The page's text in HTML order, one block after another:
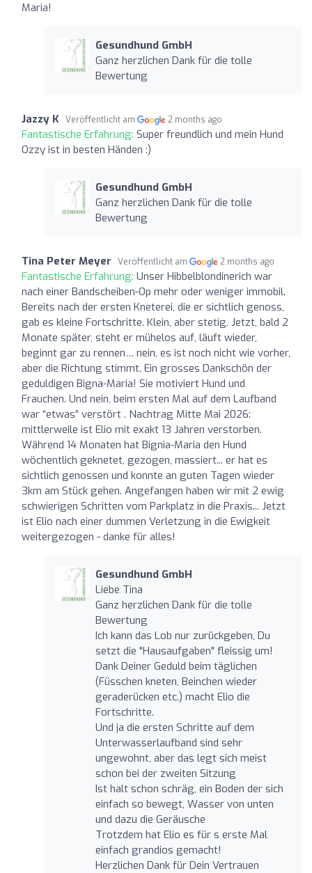
Maria!
Gesundhund GmbH
Ganz herzlichen Dank für die tolle
Bewertung
Jazzy K Veröffentlicht am 2 months ago
Fantastische Erfahrung: Super freundlich und mein Hund
Ozzy ist in besten Händen :)
Gesundhund GmbH
Ganz herzlichen Dank für die tolle
Bewertung
Tina Peter Meyer Veröffentlicht am 2 months ago
Fantastische Erfahrung: Unser Hibbelblondinerich war
nach einer Bandscheiben-Op mehr oder weniger immobil.
Bereits nach der ersten Kneterei, die er sichtlich genoss,
gab es kleine Fortschritte. Klein, aber stetig. Jetzt, bald 2
Monate später, steht er mühelos auf, läuft wieder,
beginnt gar zu rennen… nein, es ist noch nicht wie vorher,
aber die Richtung stimmt. Ein grosses Dankschön der
geduldigen Bigna-Maria! Sie motiviert Hund und
Frauchen. Und nein, beim ersten Mal auf dem Laufband
war “etwas” verstört . Nachtrag Mitte Mai 2026:
mittlerweile ist Elio mit exakt 13 Jahren verstorben.
Während 14 Monaten hat Bignia-Maria den Hund
wöchentlich geknetet, gezogen, massiert... er hat es
sichtlich genossen und konnte an guten Tagen wieder
3km am Stück gehen. Angefangen haben wir mit 2 ewig
schwierigen Schritten vom Parkplatz in die Praxis... Jetzt
ist Elio nach einer dummen Verletzung in die Ewigkeit
weitergezogen - danke für alles!
Gesundhund GmbH
Liebe Tina
Ganz herzlichen Dank für die tolle
Bewertung
Ich kann das Lob nur zurückgeben, Du
setzt die "Hausaufgaben" fleissig um!
Dank Deiner Geduld beim täglichen
(Füsschen kneten, Beinchen wieder
geraderücken etc.) macht Elio die
Fortschritte.
Und ja die ersten Schritte auf dem
Unterwasserlaufband sind sehr
ungewohnt, aber das legt sich meist
schon bei der zweiten Sitzung
Ist halt schon schräg, ein Boden der sich
einfach so bewegt, Wasser von unten
und dazu die Geräusche
Trotzdem hat Elio es für s erste Mal
einfach grandios gemacht!
Herzlichen Dank für Dein Vertrauen